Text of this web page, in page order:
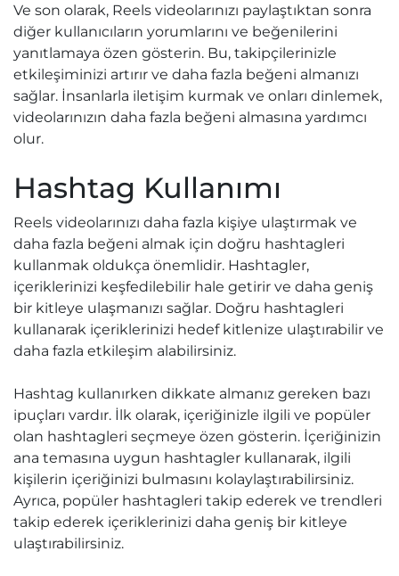
Ve son olarak, Reels videolarınızı paylaştıktan sonra
diğer kullanıcıların yorumlarını ve beğenilerini
yanıtlamaya özen gösterin. Bu, takipçilerinizle
etkileşiminizi artırır ve daha fazla beğeni almanızı
sağlar. İnsanlarla iletişim kurmak ve onları dinlemek,
videolarınızın daha fazla beğeni almasına yardımcı
olur.
Hashtag Kullanımı
Reels videolarınızı daha fazla kişiye ulaştırmak ve
daha fazla beğeni almak için doğru hashtagleri
kullanmak oldukça önemlidir. Hashtagler,
içeriklerinizi keşfedilebilir hale getirir ve daha geniş
bir kitleye ulaşmanızı sağlar. Doğru hashtagleri
kullanarak içeriklerinizi hedef kitlenize ulaştırabilir ve
daha fazla etkileşim alabilirsiniz.
Hashtag kullanırken dikkate almanız gereken bazı
ipuçları vardır. İlk olarak, içeriğinizle ilgili ve popüler
olan hashtagleri seçmeye özen gösterin. İçeriğinizin
ana temasına uygun hashtagler kullanarak, ilgili
kişilerin içeriğinizi bulmasını kolaylaştırabilirsiniz.
Ayrıca, popüler hashtagleri takip ederek ve trendleri
takip ederek içeriklerinizi daha geniş bir kitleye
ulaştırabilirsiniz.